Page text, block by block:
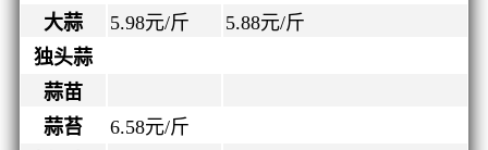
大蒜
5.98元/斤 5.88元/斤
独头蒜
蒜苗
蒜苔
6.58元/斤